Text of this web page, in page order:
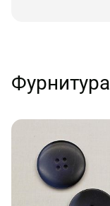
Фурнитура